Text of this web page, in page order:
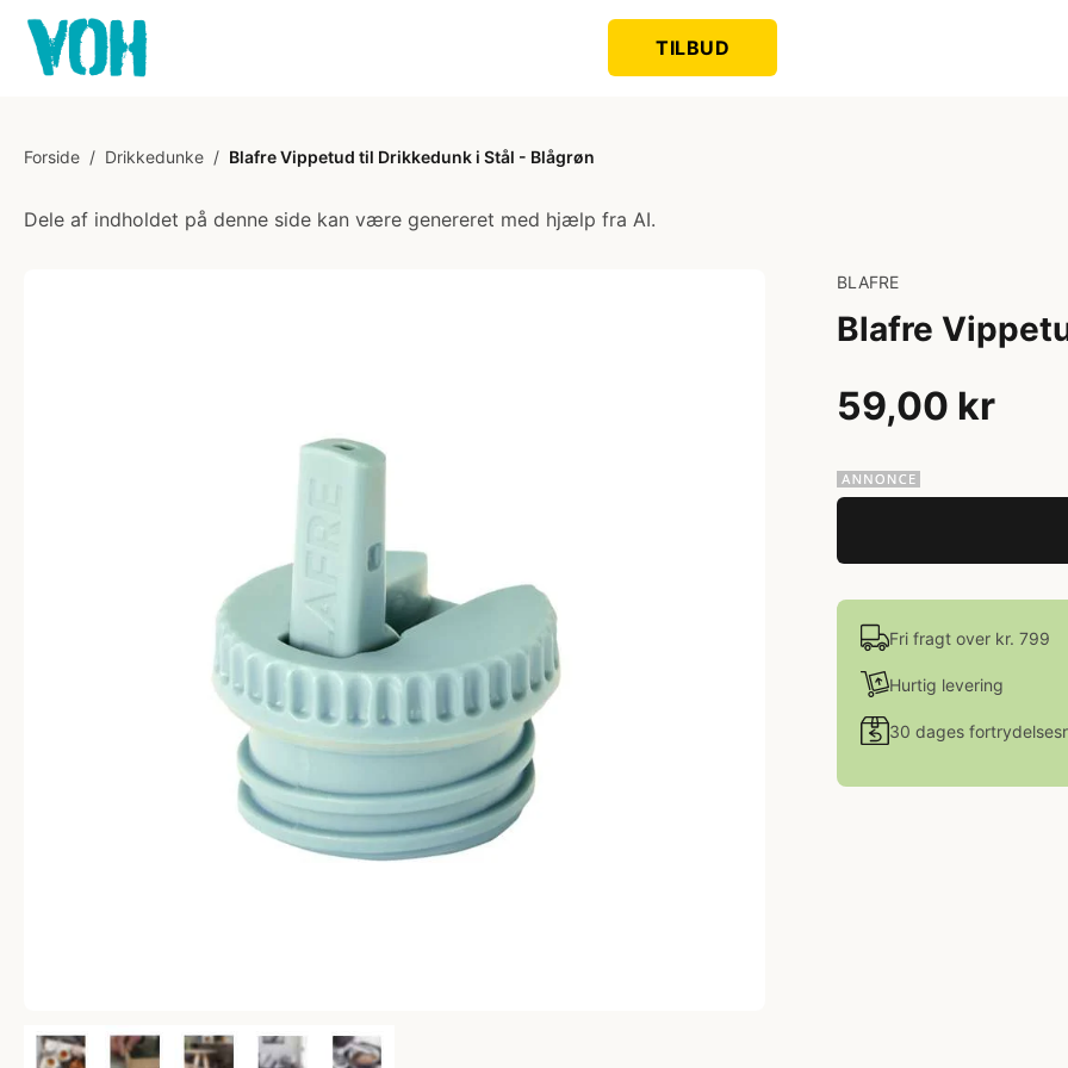
TILBUD
Forside / Drikkedunke / Blafre Vippetud til Drikkedunk i Stål - Blågrøn
Dele af indholdet på denne side kan være genereret med hjælp fra AI.
BLAFRE
Blafre
59,00 kr
Fri fragt over kr. 799
Hurtig levering
30 dages